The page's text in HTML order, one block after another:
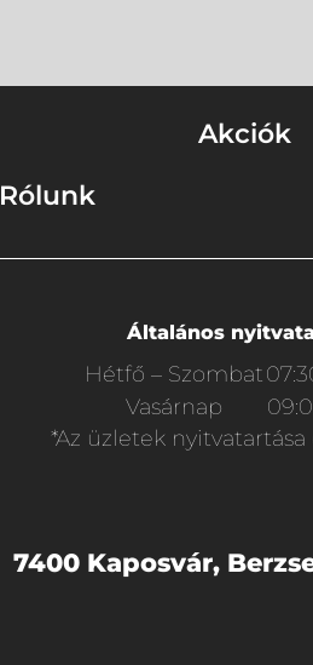
Akciók
Rólunk
Általános
Hétfő – Szombat
Vasárnap
*Az üzletek
7400 Kaposvár,